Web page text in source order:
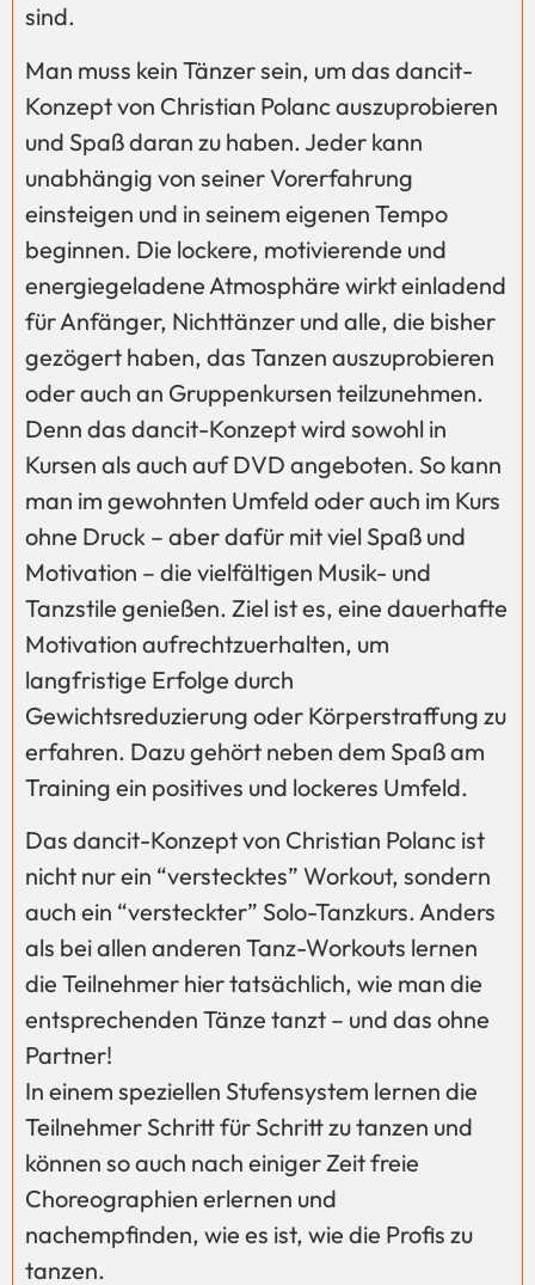
sind.
Man muss kein Tänzer sein, um das dancit-
Konzept von Christian Polanc auszuprobieren
und Spaß daran zu haben. Jeder kann
unabhängig von seiner Vorerfahrung
einsteigen und in seinem eigenen Tempo
beginnen. Die lockere, motivierende und
energiegeladene Atmosphäre wirkt einladend
für Anfänger, Nichttänzer und alle, die bisher
gezögert haben, das Tanzen auszuprobieren
oder auch an Gruppenkursen teilzunehmen.
Denn das dancit-Konzept wird sowohl in
Kursen als auch auf DVD angeboten. So kann
man im gewohnten Umfeld oder auch im Kurs
ohne Druck – aber dafür mit viel Spaß und
Motivation – die vielfältigen Musik- und
Tanzstile genießen. Ziel ist es, eine dauerhafte
Motivation aufrechtzuerhalten, um
langfristige Erfolge durch
Gewichtsreduzierung oder Körperstraffung zu
erfahren. Dazu gehört neben dem Spaß am
Training ein positives und lockeres Umfeld.
Das dancit-Konzept von Christian Polanc ist
nicht nur ein “verstecktes” Workout, sondern
auch ein “versteckter” Solo-Tanzkurs. Anders
als bei allen anderen Tanz-Workouts lernen
die Teilnehmer hier tatsächlich, wie man die
entsprechenden Tänze tanzt – und das ohne
Partner!
In einem speziellen Stufensystem lernen die
Teilnehmer Schritt für Schritt zu tanzen und
können so auch nach einiger Zeit freie
Choreographien erlernen und
nachempfinden, wie es ist, wie die Profis zu
tanzen.